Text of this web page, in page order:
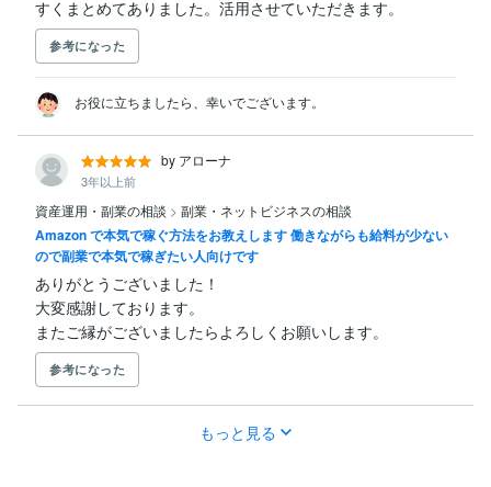
すくまとめてありました。活用させていただきます。
参考になった
お役に立ちましたら、幸いでございます。
by アローナ
3年以上前
資産運用・副業の相談 > 副業・ネットビジネスの相談
Amazon で本気で稼ぐ方法をお教えします 働きながらも給料が少ない
ので副業で本気で稼ぎたい人向けです
ありがとうございました！
大変感謝しております。
またご縁がございましたらよろしくお願いします。
参考になった
もっと見る